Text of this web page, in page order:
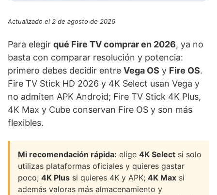
Actualizado el 2 de agosto de 2026
Para elegir qué Fire TV comprar en 2026, ya no
basta con comparar resolución y potencia:
primero debes decidir entre Vega OS y Fire OS.
Fire TV Stick HD 2026 y 4K Select usan Vega y
no admiten APK Android; Fire TV Stick 4K Plus,
4K Max y Cube conservan Fire OS y son más
flexibles.
Mi recomendación rápida: elige 4K Select si solo
utilizas plataformas oficiales y quieres gastar
poco; 4K Plus si quieres 4K y APK; 4K Max si
además valoras más almacenamiento y